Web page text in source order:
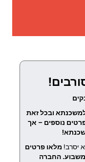
למשכנתא ובכל זאת
נוספים – אך
יסרב! מלאו פרטים
החברה